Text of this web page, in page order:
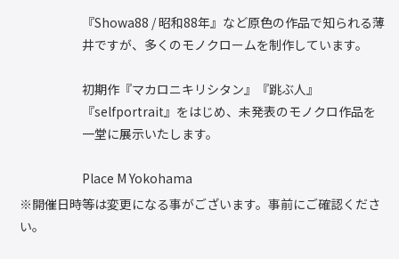
『Showa88 / 昭和88年』など原色の作品で知られる薄
井ですが、多くのモノクロームを制作しています。
初期作『マカロニキリシタン』『跳ぶ人』
『selfportrait』をはじめ、未発表のモノクロ作品を
一堂に展示いたします。
Place M Yokohama
※開催日時等は変更になる事がございます。事前にご確認くださ
い。